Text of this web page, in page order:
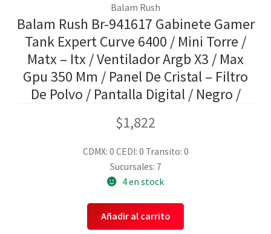
Balam Rush
Balam Rush Br-941617 Gabinete Gamer
Tank Expert Curve 6400 / Mini Torre /
Matx – Itx / Ventilador Argb X3 / Max
Gpu 350 Mm / Panel De Cristal – Filtro
De Polvo / Pantalla Digital / Negro /
$1,822
CDMX: 0 CEDI: 0 Transito: 0
Sucursales: 7
4 en stock
Añadir al carrito